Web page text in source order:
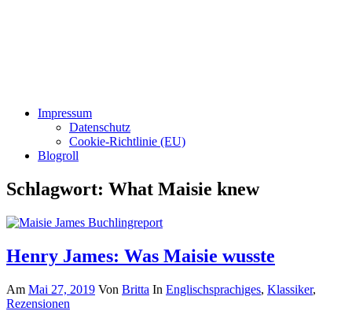
Impressum
Datenschutz
Cookie-Richtlinie (EU)
Blogroll
Schlagwort: What Maisie knew
Henry James: Was Maisie wusste
Am Mai 27, 2019 Von Britta In Englischsprachiges, Klassiker,
Rezensionen